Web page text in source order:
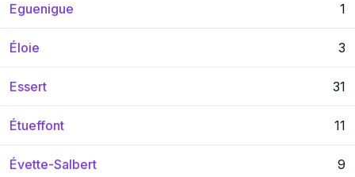
Eguenigue 1
Éloie 3
Essert 31
Étueffont 11
Évette-Salbert 9